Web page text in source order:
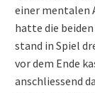
einer mentalen
hatte die
stand in Spiel
vor dem Ende
anschliessend